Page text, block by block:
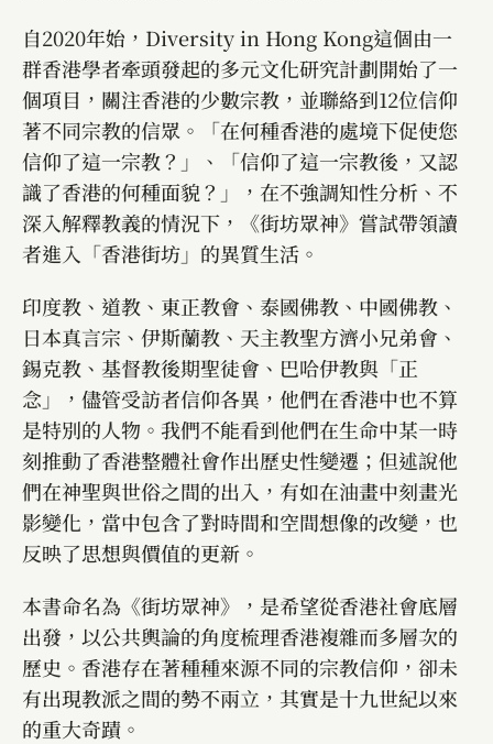
自2020年始，Diversity in Hong Kong這個由一
群香港學者牽頭發起的多元文化研究計劃開始了一
個項目，關注香港的少數宗教，並聯絡到12位信仰
著不同宗教的信眾。「在何種香港的處境下促使您
信仰了這一宗教？」、「信仰了這一宗教後，又認
識了香港的何種面貌？」，在不強調知性分析、不
深入解釋教義的情況下，《街坊眾神》嘗試帶領讀
者進入「香港街坊」的異質生活。
印度教、道教、東正教會、泰國佛教、中國佛教、
日本真言宗、伊斯蘭教、天主教聖方濟小兄弟會、
錫克教、基督教後期聖徒會、巴哈伊教與「正
念」，儘管受訪者信仰各異，他們在香港中也不算
是特別的人物。我們不能看到他們在生命中某一時
刻推動了香港整體社會作出歷史性變遷；但述說他
們在神聖與世俗之間的出入，有如在油畫中刻畫光
影變化，當中包含了對時間和空間想像的改變，也
反映了思想與價值的更新。
本書命名為《街坊眾神》，是希望從香港社會底層
出發，以公共輿論的角度梳理香港複雜而多層次的
歷史。香港存在著種種來源不同的宗教信仰，卻未
有出現教派之間的勢不兩立，其實是十九世紀以來
的重大奇蹟。